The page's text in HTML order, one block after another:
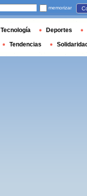
memorizar
Tecnología Deportes
Tendencias Solidaridad